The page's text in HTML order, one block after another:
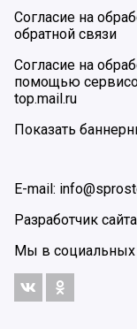
Согласие на
обратной связи
Согласие на
помощью
top.mail.ru
Показать
E-mail:
Разработчик
Мы в социальных